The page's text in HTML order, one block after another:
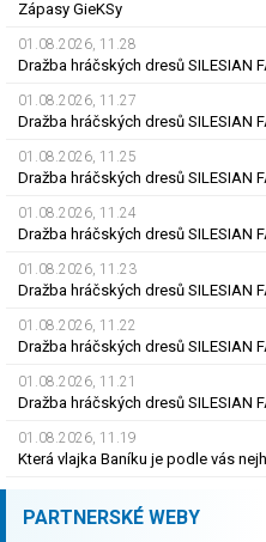
Zápasy GieKSy
01.08.2026, 11.28
Dražba hráčských dresů SILESIAN
01.08.2026, 11.27
Dražba hráčských dresů SILESIAN
01.08.2026, 11.25
Dražba hráčských dresů SILESIAN
01.08.2026, 11.24
Dražba hráčských dresů SILESIAN
01.08.2026, 11.23
01.08.2026, 11.22
Dražba hráčských dresů SILESIAN
01.08.2026, 11.21
Dražba hráčských dresů SILESIAN
01.08.2026, 11.19
Která vlajka Baníku je podle vás
PARTNERSKÉ WEBY